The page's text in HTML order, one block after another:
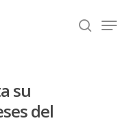
su
del